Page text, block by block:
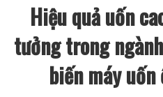
Hiệu quả uốn
tưởng trong
biến máy